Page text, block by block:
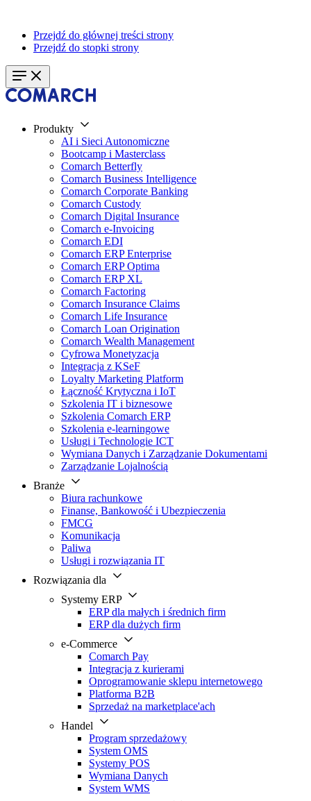
Przejdź do głównej treści strony
Przejdź do stopki strony
Produkty
AI i Sieci Autonomiczne
Bootcamp i Masterclass
Comarch Betterfly
Comarch Business Intelligence
Comarch Corporate Banking
Comarch Custody
Comarch Digital Insurance
Comarch e-Invoicing
Comarch EDI
Comarch ERP Enterprise
Comarch ERP Optima
Comarch ERP XL
Comarch Factoring
Comarch Insurance Claims
Comarch Life Insurance
Comarch Loan Origination
Comarch Wealth Management
Cyfrowa Monetyzacja
Integracja z KSeF
Loyalty Marketing Platform
Łączność Krytyczna i IoT
Szkolenia IT i biznesowe
Szkolenia Comarch ERP
Szkolenia e-learningowe
Usługi i Technologie ICT
Wymiana Danych i Zarządzanie Dokumentami
Zarządzanie Lojalnością
Branże
Biura rachunkowe
Finanse, Bankowość i Ubezpieczenia
FMCG
Komunikacja
Paliwa
Usługi i rozwiązania IT
Rozwiązania dla
Systemy ERP
ERP dla małych i średnich firm
ERP dla dużych firm
e-Commerce
Comarch Pay
Integracja z kurierami
Oprogramowanie sklepu internetowego
Platforma B2B
Sprzedaż na marketplace'ach
Handel
Program sprzedażowy
System OMS
Systemy POS
Wymiana Danych
System WMS